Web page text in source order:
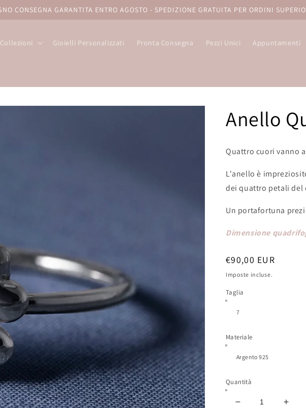
CONSEGNA GARANTITA ENTRO AGOSTO - SPEDIZIONE GRATUITA PER ORDINI
Collezioni Gioielli Personalizzati Pronta Consegna Pezzi Unici Appuntamenti
Anello
Quattro cuori vanno
L'anello è
dei quattro petali del
Un portafortuna
Dimensione
Prezzo
di
listino
€90,00 EUR
Imposte incluse.
Taglia
Materiale
Quantità
Diminuisci